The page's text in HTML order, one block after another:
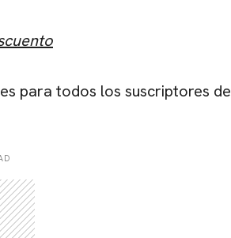
para todos los suscriptores de